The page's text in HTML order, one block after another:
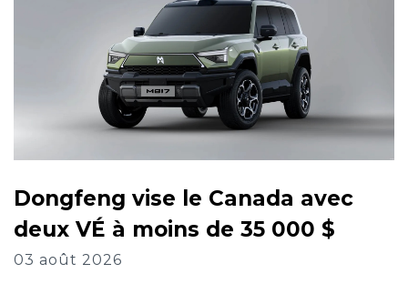
Dongfeng vise le Canada avec
deux VÉ à moins de 35 000 $
03 août 2026